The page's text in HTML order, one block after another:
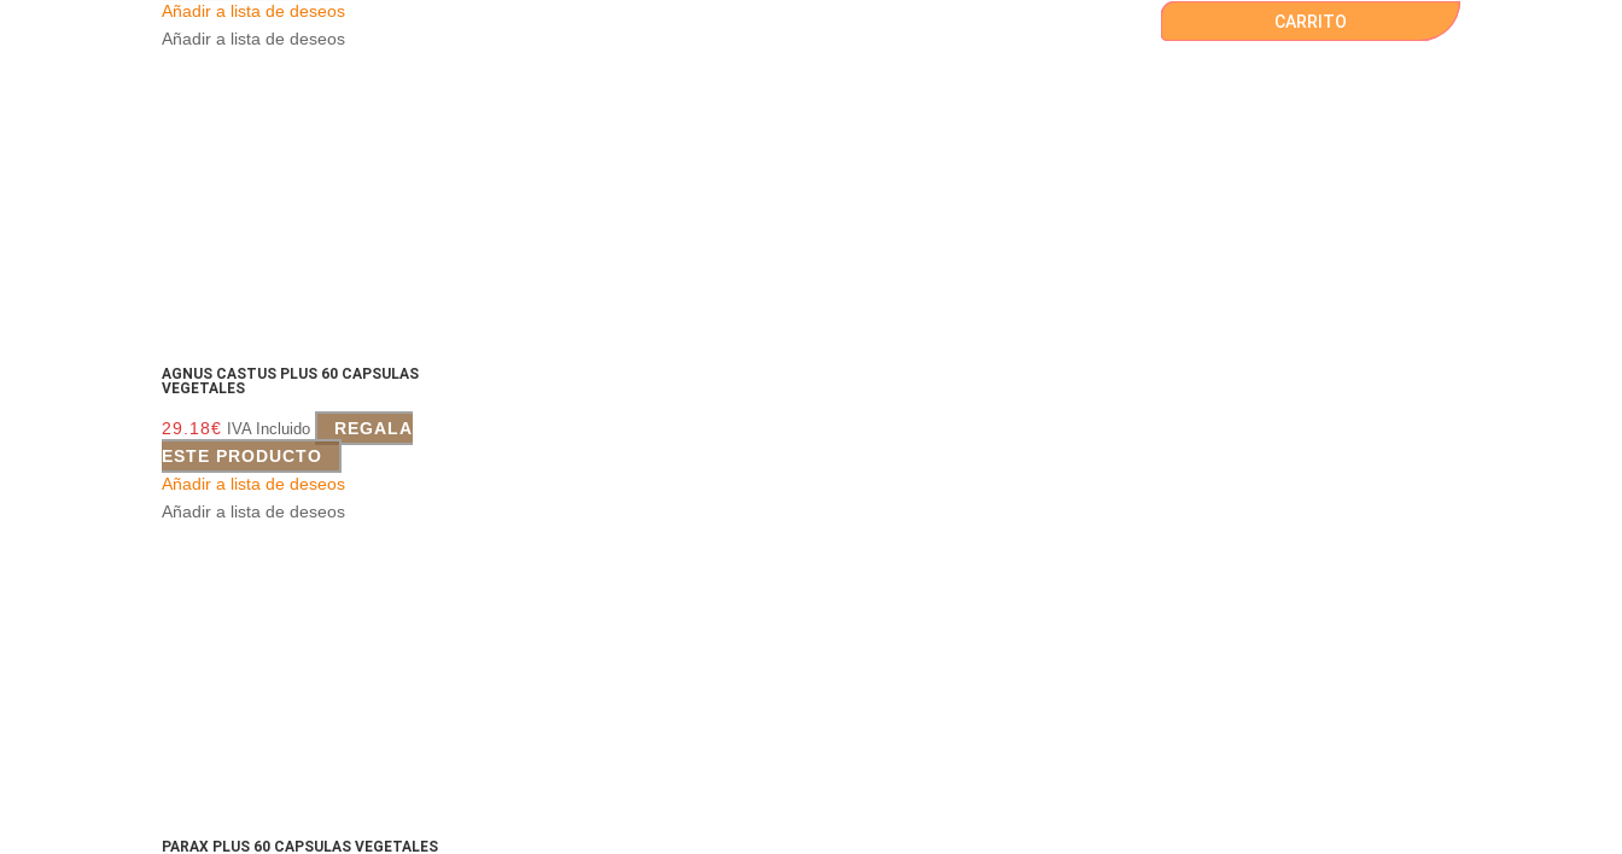
Añadir a lista de deseos
Añadir a lista de deseos
AGNUS CASTUS PLUS 60 CAPSULAS
VEGETALES
29.18€ IVA Incluido
REGALA
ESTE PRODUCTO
Añadir a lista de deseos
Añadir a lista de deseos
PARAX PLUS 60 CAPSULAS VEGETALES
CARRITO